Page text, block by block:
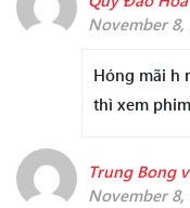
November 8,
Hóng mãi h
thì xem
Trung Bong
November 8,